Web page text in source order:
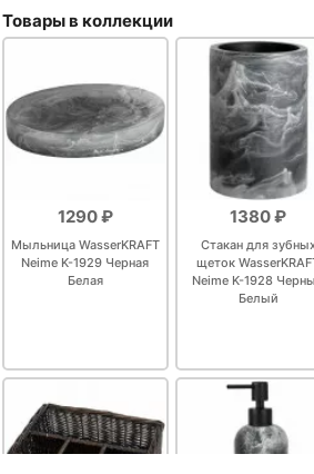
Товары в коллекции
1290 ₽
Мыльница WasserKRAFT
Neime K-1929 Черная
Белая
1380 ₽
Стакан для
щеток
Neime K-1928
Белый